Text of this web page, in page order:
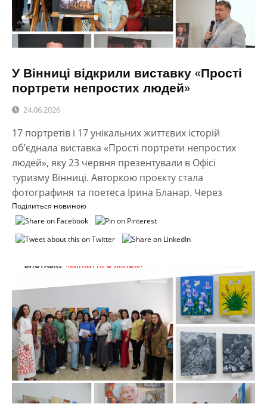
У Вінниці відкрили виставку «Прості
портрети непростих людей»
24.06.2026
17 портретів і 17 унікальних життєвих історій
об’єднала виставка «Прості портрети непростих
людей», яку 23 червня презентували в Офісі
туризму Вінниці. Авторкою проєкту стала
фотографиня та поетеса Ірина Бланар. Через
Поділиться новиною